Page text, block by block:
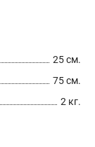
25 см.
75 см.
2 кг.